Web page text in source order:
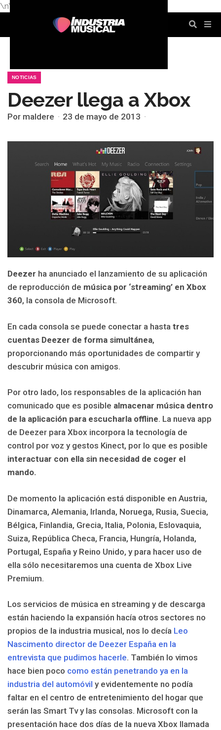
\n\n
NOTICIAS
Deezer llega a Xbox
Por maldere 23 de mayo de 2013
Deezer ha anunciado el lanzamiento de su aplicación
de reproducción de música por ‘streaming’ en Xbox
360, la consola de Microsoft.
En cada consola se puede conectar a hasta tres
cuentas Deezer de forma simultánea,
proporcionando más oportunidades de compartir y
descubrir música con amigos.
Por otro lado, los responsables de la aplicación han
comunicado que es posible almacenar música dentro
de la aplicación para escucharla offline. La nueva app
de Deezer para Xbox incorpora la tecnología de
control por voz y gestos Kinect, por lo que es posible
interactuar con ella sin necesidad de coger el
mando.
De momento la aplicación está disponible en Austria,
Dinamarca, Alemania, Irlanda, Noruega, Rusia, Suecia,
Bélgica, Finlandia, Grecia, Italia, Polonia, Eslovaquia,
Suiza, República Checa, Francia, Hungría, Holanda,
Portugal, España y Reino Unido, y para hacer uso de
ella sólo necesitaremos una cuenta de Xbox Live
Premium.
Los servicios de música en streaming y de descarga
están haciendo la expansión hacía otros sectores no
propios de la industria musical, nos lo decía Leo
Nascimento director de Deezer España en la
entrevista que pudimos hacerle. También lo vimos
hace bien poco como están penetrando ya en la
industria del automóvil y evidentemente no podía
faltar en el centro de entretenimiento del hogar que
serán las Smart Tv y las consolas. Microsoft con la
presentación hace dos días de la nueva Xbox llamada